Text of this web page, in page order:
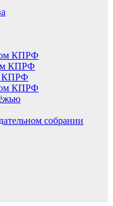
КПРФ
КПРФ
КПРФ
КПРФ
собрании